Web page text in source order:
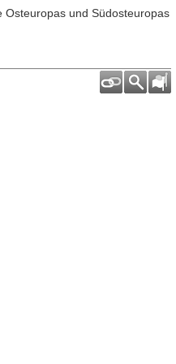
Osteuropas und Südosteuropas